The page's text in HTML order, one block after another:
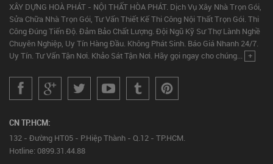
XÂY DỰNG HOÀ PHÁT - NỘI THẤT HÒA PHÁT. Dịch Vụ Xây Nhà Trọn Gói,
Sửa Chữa Nhà Trọn Gói, Tư Vấn Thiết Kế Thi Công Nội Thất Trọn Gói. Thi
Công Đúng Tiến Độ. Đảm Bảo Chất Lượng. Đội Ngũ Kỹ Sư Thợ Lành Nghề
Chuyên Nghiệp, Uy Tín Hàng Đầu. Không Phát Sinh. Báo Giá Nhanh 24/7.
Uy Tín. Tư Vấn Tận Nơi. Khảo Sát Tận Nơi. Hãy gọi ngay cho chúng... +
CN TP.HCM:
132 - Đường HT05 - P.Hiệp Thành - Q.12 - TP.HCM.
Hotline: 0899.31.44.88